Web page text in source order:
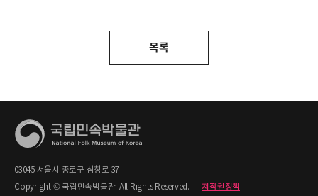
목록
03045 서울시 종로구 삼청로 37
Copyright © 국립민속박물관. All Rights Reserved.
저작권정책